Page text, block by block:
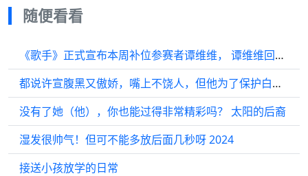
随便看看
《歌手》正式宣布本周补位参赛者谭维维， 谭维维回应:能专注唱歌便是幸运
都说许宣腹黑又傲娇，嘴上不饶人，但他为了保护白夭夭竟敢与全世界为敌…
没有了她（他），你也能过得非常精彩吗？ 太阳的后裔
湿发很帅气！但可不能多放后面几秒呀 2024
接送小孩放学的日常